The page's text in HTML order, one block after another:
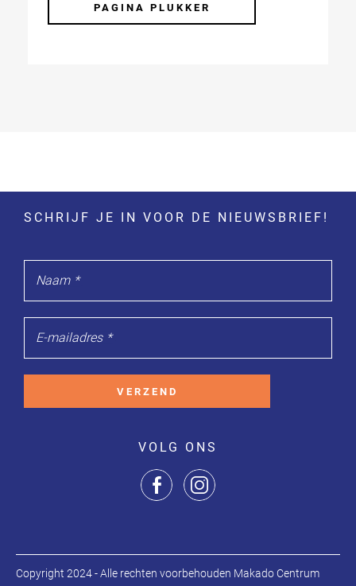
PAGINA PLUKKER
SCHRIJF JE IN VOOR DE NIEUWSBRIEF!
Naam *
E-mailadres *
VERZEND
VOLG ONS
Copyright 2024 - Alle rechten voorbehouden Makado Centrum